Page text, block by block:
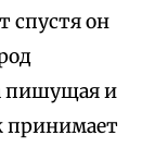
спустя он
пишущая и
принимает